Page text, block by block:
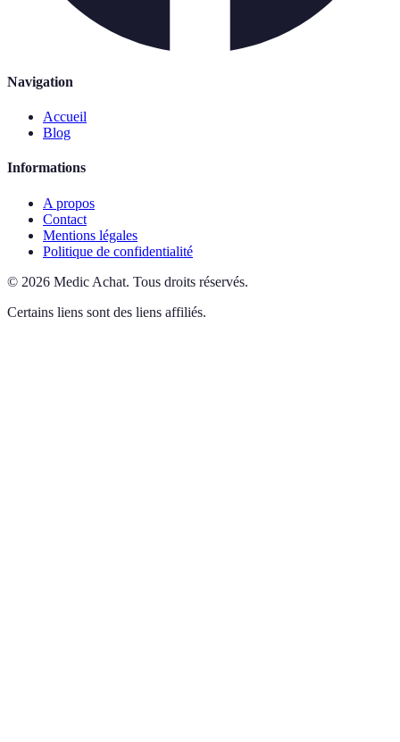
Navigation
Accueil
Blog
Informations
A propos
Contact
Mentions légales
Politique de confidentialité
© 2026 Medic Achat. Tous droits réservés.
Certains liens sont des liens affiliés.